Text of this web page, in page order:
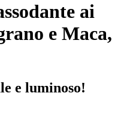
ai
e Maca,
e luminoso!